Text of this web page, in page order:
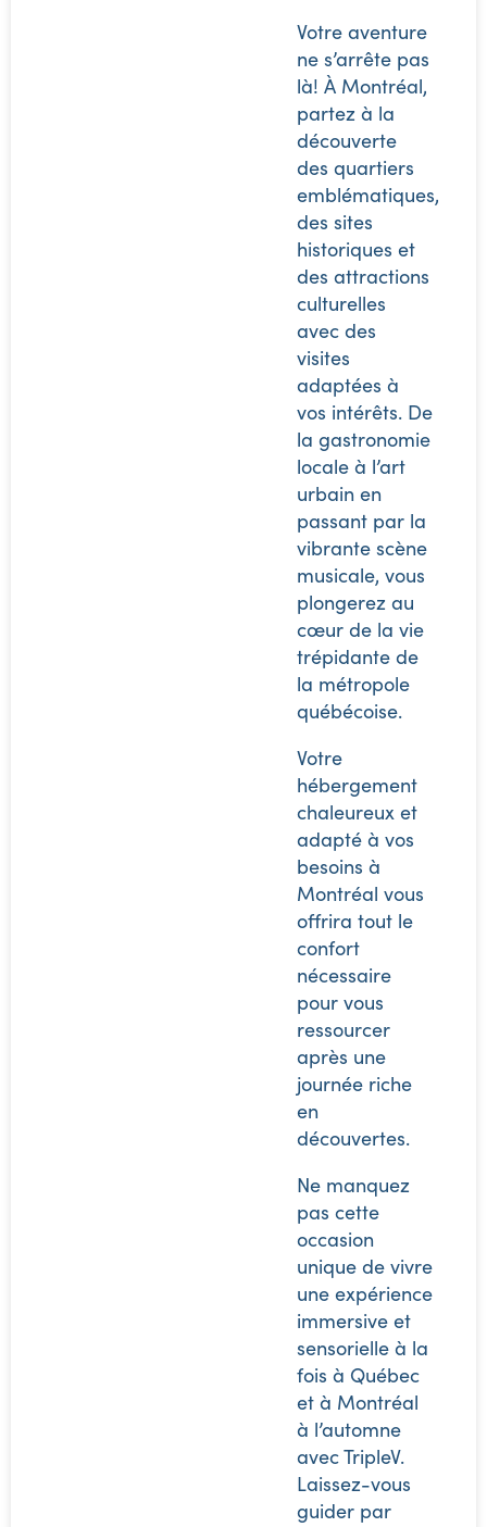
Votre aventure
ne s’arrête pas
là! À Montréal,
partez à la
découverte
des quartiers
emblématiques,
des sites
historiques et
des attractions
culturelles
avec des
visites
adaptées à
vos intérêts. De
la gastronomie
locale à l’art
urbain en
passant par la
vibrante scène
musicale, vous
plongerez au
cœur de la vie
trépidante de
la métropole
québécoise.
Votre
hébergement
chaleureux et
adapté à vos
besoins à
Montréal vous
offrira tout le
confort
nécessaire
pour vous
ressourcer
après une
journée riche
en
découvertes.
Ne manquez
pas cette
occasion
unique de vivre
une expérience
immersive et
sensorielle à la
fois à Québec
et à Montréal
à l’automne
avec TripleV.
Laissez-vous
guider par